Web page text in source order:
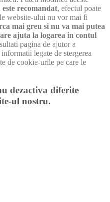
este recomandat, efectul poate
website-ului nu vor mai fi
mai greu si nu va mai putea
ajuta la logarea in contul
pagina de ajutor a
legate de stergerea
de cookie-urile pe care le
dezactiva diferite
ul nostru.